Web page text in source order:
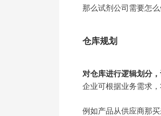
那么试剂公司需要怎
仓库规划
对仓库进行逻辑划分
企业可根据业务需求
例如产品从供应商那